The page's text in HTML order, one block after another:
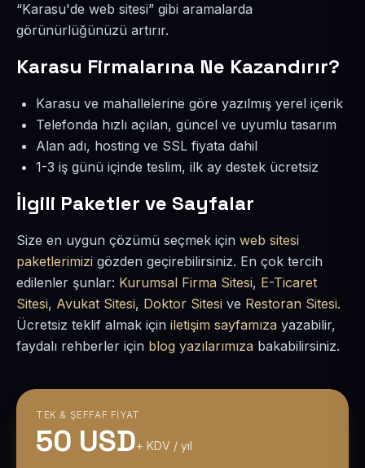
“Karasu'de web sitesi” gibi aramalarda
görünürlüğünüzü artırır.
Karasu Firmalarına Ne Kazandırır?
Karasu ve mahallelerine göre yazılmış yerel içerik
Telefonda hızlı açılan, güncel ve uyumlu tasarım
Alan adı, hosting ve SSL fiyata dahil
1-3 iş günü içinde teslim, ilk ay destek ücretsiz
İlgili Paketler ve Sayfalar
Size en uygun çözümü seçmek için web sitesi
paketlerimizi gözden geçirebilirsiniz. En çok tercih
edilenler şunlar: Kurumsal Firma Sitesi, E-Ticaret
Sitesi, Avukat Sitesi, Doktor Sitesi ve Restoran Sitesi.
Ücretsiz teklif almak için iletişim sayfamıza yazabilir,
faydalı rehberler için blog yazılarımıza bakabilirsiniz.
TEK & ŞEFFAF FIYAT
50 USD+ KDV / yıl